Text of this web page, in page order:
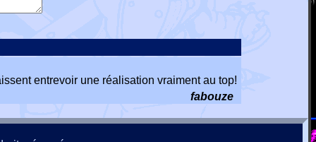
entrevoir une réalisation vraiment au top!
fabouze